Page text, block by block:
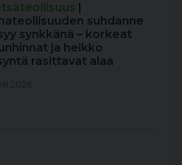
suhdanne
synkkänä – korkeat
ja heikko
rasittavat alaa